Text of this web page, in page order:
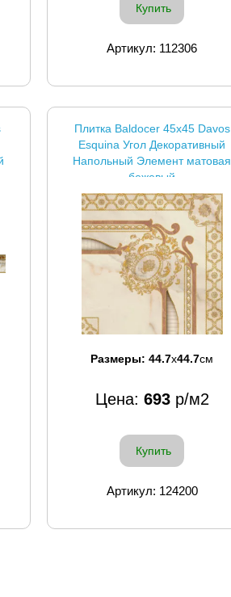
Купить
Артикул: 112306
Плитка Baldocer 45x45 Davos
Esquina Угол Декоративный
Напольный Элемент матовая
бежевый
Размеры: 44.7x44.7см
Цена: 693р/м2
Купить
Артикул: 124200